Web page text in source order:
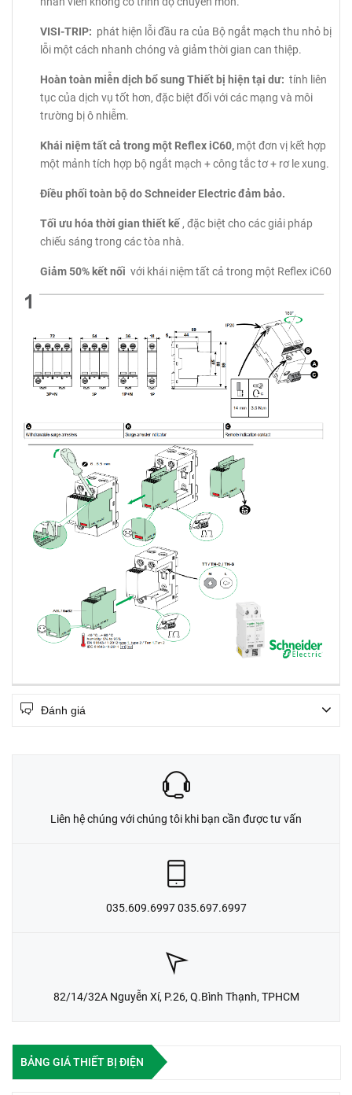
VISI-TRIP: phát hiện lỗi đầu ra của Bộ ngắt mạch thu nhỏ bị
lỗi một cách nhanh chóng và giảm thời gian can thiệp.
Hoàn toàn miễn dịch bổ sung Thiết bị hiện tại dư: tính liên
tục của dịch vụ tốt hơn, đặc biệt đối với các mạng và môi
trường bị ô nhiễm.
Khái niệm tất cả trong một Reflex iC60, một đơn vị kết hợp
một mảnh tích hợp bộ ngắt mạch + công tắc tơ + rơ le xung.
Điều phối toàn bộ do Schneider Electric đảm bảo.
Tối ưu hóa thời gian thiết kế , đặc biệt cho các giải pháp
chiếu sáng trong các tòa nhà.
Giảm 50% kết nối với khái niệm tất cả trong một Reflex iC60
Đánh giá
Liên hệ chúng với chúng tôi khi bạn cần được tư vấn
035.609.6997 035.697.6997
82/14/32A Nguyễn Xí, P.26, Q.Bình Thạnh, TPHCM
BẢNG GIÁ THIẾT BỊ ĐIỆN